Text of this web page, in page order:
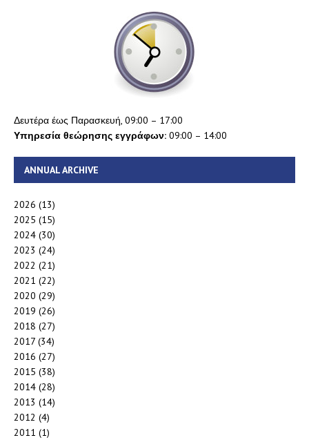
Δευτέρα έως Παρασκευή, 09:00 – 17:00
Υπηρεσία θεώρησης εγγράφων: 09:00 – 14:00
ANNUAL ARCHIVE
2026 (13)
2025 (15)
2024 (30)
2023 (24)
2022 (21)
2021 (22)
2020 (29)
2019 (26)
2018 (27)
2017 (34)
2016 (27)
2015 (38)
2014 (28)
2013 (14)
2012 (4)
2011 (1)